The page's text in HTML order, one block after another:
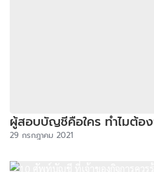
ผู้สอบบัญชีคือใคร ทำไมต้อง
29 กรกฎาคม 2021